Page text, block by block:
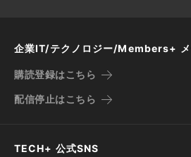
企業IT/テクノロジー/Members+ メ
購読登録はこちら
配信停止はこちら
TECH+ 公式SNS